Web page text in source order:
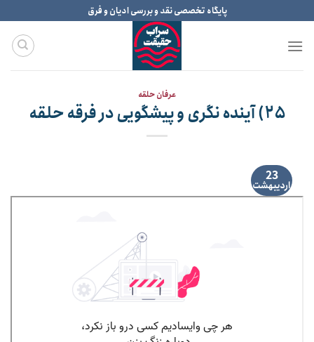
to
content
پایگاه تخصصی نقد و بررسی ادیان و فرق
عرفان حلقه
۲۵) آینده نگری و پیشگویی در فرقه حلقه
23
اردیبهشت